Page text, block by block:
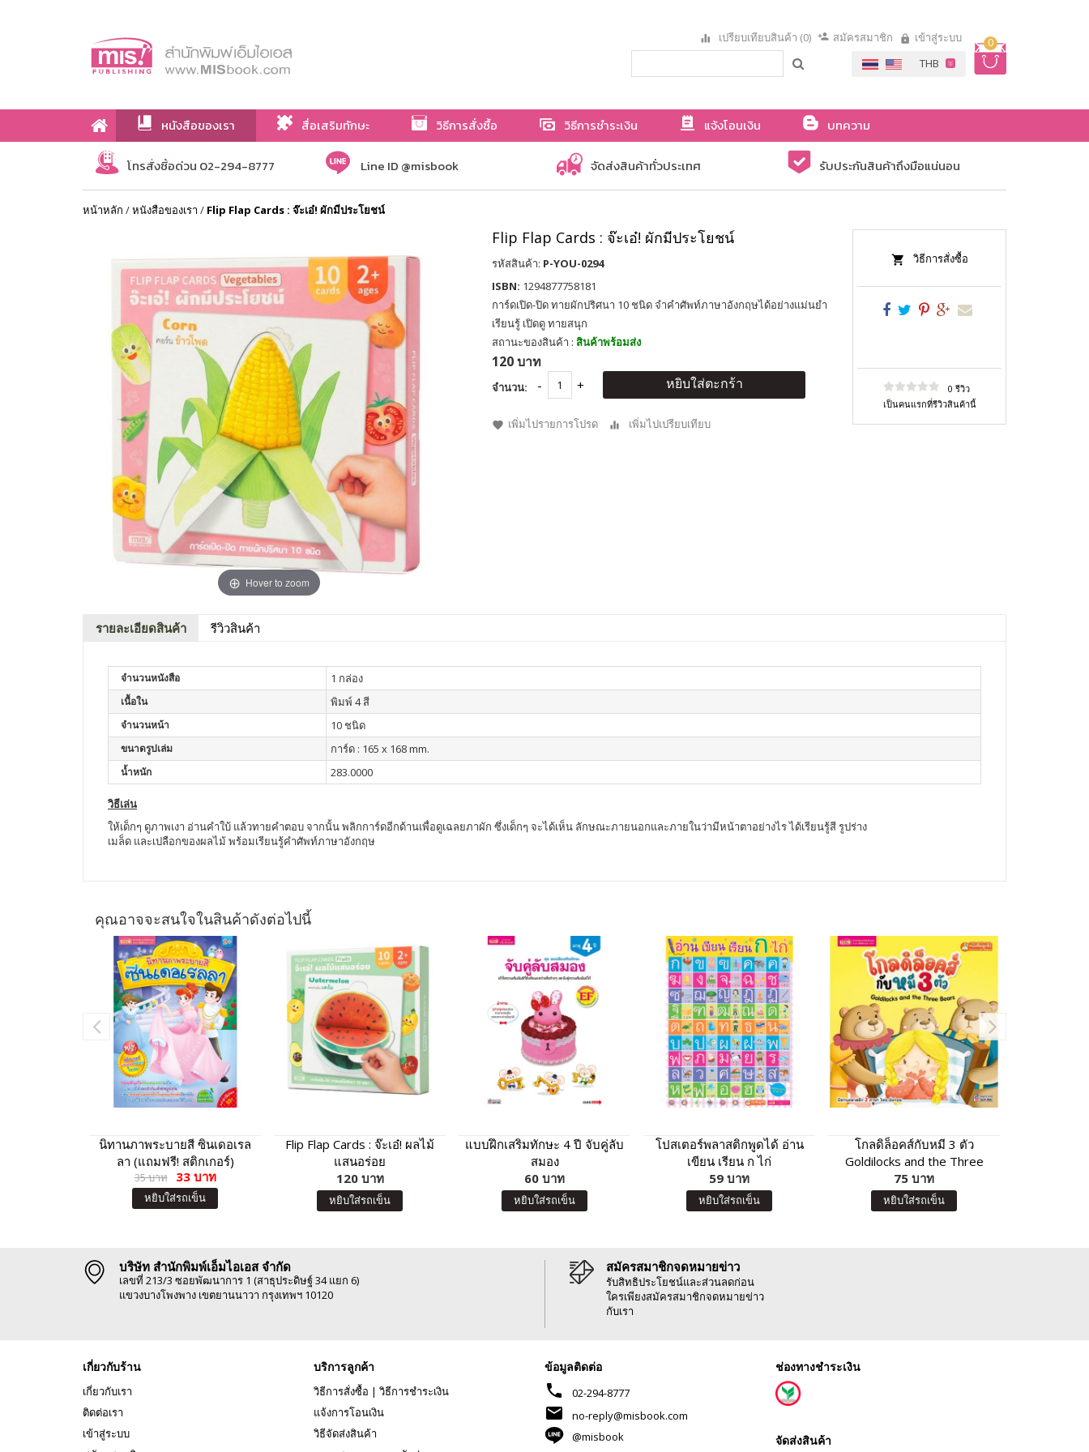
0
เปรียบเทียบสินค้า (0) สมัครสมาชิก เข้าสู่ระบบ
หนังสือของเรา สื่อเสริมทักษะ วิธีการสั่งซื้อ วิธีการชำระเงิน แจ้งโอนเงิน
บทความ
เกี่ยวกับเรา
โทรสั่งซื้อด่วน 02-294-8777 Line ID @misbook จัดส่งสินค้าทั่วประเทศ รับประกันสินค้าถึงมือแน่นอน
หน้าหลัก /หนังสือของเรา / Flip Flap Cards : จ๊ะเอ๋! ผักมีประโยชน์
Hover to zoom
Flip Flap Cards : จ๊ะเอ๋! ผักมีประโยชน์
รหัสสินค้า: P-YOU-0294
ISBN: 1294877758181
การ์ดเปิด-ปิด ทายผักปริศนา 10 ชนิด จำคำศัพท์ภาษาอังกฤษได้อย่างแม่นยำ
เรียนรู้ เปิดดู ทายสนุก
สถานะของสินค้า : สินค้าพร้อมส่ง
120 บาท
จำนวน: หยิบใส่ตะกร้า
เพิ่มไปรายการโปรด เพิ่มไปเปรียบเทียบ
วิธีการสั่งซื้อ
0 รีวิว
เป็นคนแรกที่รีวิวสินค้านี้
รายละเอียดสินค้า รีวิวสินค้า
จำนวนหนังสือ 1 กล่อง
เนื้อใน พิมพ์ 4 สี
จำนวนหน้า 10 ชนิด
ขนาดรูปเล่ม การ์ด : 165 x 168 mm.
น้ำหนัก 283.0000
วิธีเล่น
ให้เด็กๆ ดูภาพเงา อ่านคำใบ้ แล้วทายคำตอบ จากนั้น พลิกการ์ดอีกด้านเพื่อดูเฉลยภาผัก ซึ่งเด็กๆ จะได้เห็น ลักษณะภายนอกและภายในว่ามีหน้าตาอย่างไร ได้เรียนรู้สี รูปร่าง
เมล็ด และเปลือกของผลไม้ พร้อมเรียนรู้คำศัพท์ภาษาอังกฤษ
คุณอาจจะสนใจในสินค้าดังต่อไปนี้
นิทานภาพระบายสี ซินเดอเรล
ลา (แถมฟรี! สติกเกอร์)
35 บาท 33 บาท
หยิบใส่รถเข็น
Flip Flap Cards : จ๊ะเอ๋! ผลไม้
แสนอร่อย
120 บาท
หยิบใส่รถเข็น
แบบฝึกเสริมทักษะ 4 ปี จับคู่ลับ
สมอง
60 บาท
หยิบใส่รถเข็น
โปสเตอร์พลาสติกพูดได้ อ่าน
เขียน เรียน ก ไก่
59 บาท
หยิบใส่รถเข็น
โกลดิล็อคส์กับหมี 3 ตัว
Goldilocks and the Three
Bears
75 บาท
หยิบใส่รถเข็น
บริษัท สำนักพิมพ์เอ็มไอเอส จำกัด
เลขที่ 213/3 ซอยพัฒนาการ 1 (สาธุประดิษฐ์ 34 แยก 6)
แขวงบางโพงพาง เขตยานนาวา กรุงเทพฯ 10120
สมัครสมาชิกจดหมายข่าว
รับสิทธิประโยชน์และส่วนลดก่อน
ใครเพียงสมัครสมาชิกจดหมายข่าว
กับเรา
เกี่ยวกับร้าน
เกี่ยวกับเรา
ติดต่อเรา
เข้าสู่ระบบ
บริการลูกค้า
วิธีการสั่งซื้อ | วิธีการชำระเงิน
แจ้งการโอนเงิน
วิธีจัดส่งสินค้า
ข้อมูลติดต่อ
phone 02-294-8777
mail
no-reply@misbook.com
@misbook
ช่องทางชำระเงิน
จัดส่งสินค้า